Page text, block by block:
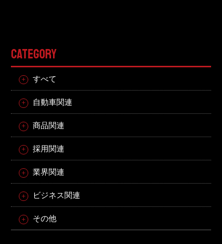
CATEGORY
すべて
自動車関連
商品関連
採用関連
業界関連
ビジネス関連
その他